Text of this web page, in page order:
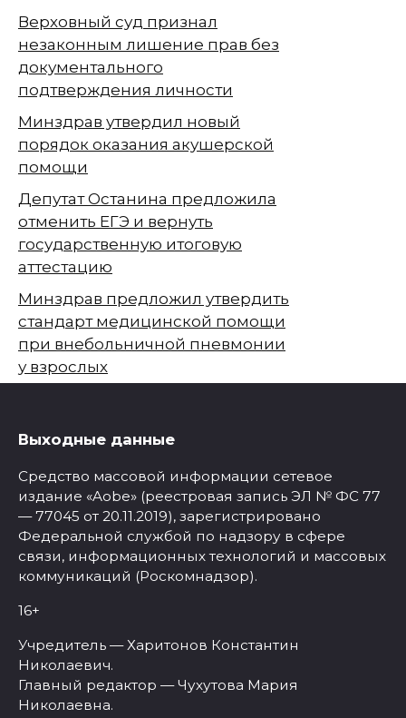
Верховный суд признал
незаконным лишение прав без
документального
подтверждения личности
Минздрав утвердил новый
порядок оказания акушерской
помощи
Депутат Останина предложила
отменить ЕГЭ и вернуть
государственную итоговую
аттестацию
Минздрав предложил утвердить
стандарт медицинской помощи
при внебольничной пневмонии
у взрослых
Выходные данные
Средство массовой информации сетевое
издание «Aobe» (реестровая запись ЭЛ № ФС 77
— 77045 от 20.11.2019), зарегистрировано
Федеральной службой по надзору в сфере
связи, информационных технологий и массовых
коммуникаций (Роскомнадзор).
16+
Учредитель — Харитонов Константин
Николаевич.
Главный редактор — Чухутова Мария
Николаевна.